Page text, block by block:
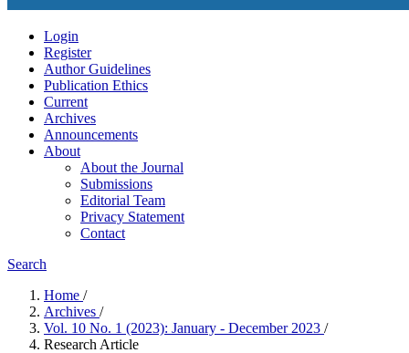
Login
Register
Author Guidelines
Publication Ethics
Current
Archives
Announcements
About
About the Journal
Submissions
Editorial Team
Privacy Statement
Contact
Search
Home /
Archives /
Vol. 10 No. 1 (2023): January - December 2023 /
Research Article